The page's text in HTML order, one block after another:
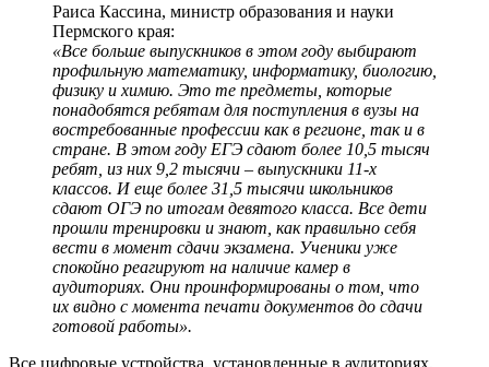
Раиса Кассина, министр образования и науки
Пермского края:
«Все больше выпускников в этом году выбирают
профильную математику, информатику, биологию,
физику и химию. Это те предметы, которые
понадобятся ребятам для поступления в вузы на
востребованные профессии как в регионе, так и в
стране. В этом году ЕГЭ сдают более 10,5 тысяч
ребят, из них 9,2 тысячи – выпускники 11-х
классов. И еще более 31,5 тысячи школьников
сдают ОГЭ по итогам девятого класса. Все дети
прошли тренировки и знают, как правильно себя
вести в момент сдачи экзамена. Ученики уже
спокойно реагируют на наличие камер в
аудиториях. Они проинформированы о том, что
их видно с момента печати документов до сдачи
готовой работы».
Все цифровые устройства, установленные в аудиториях,